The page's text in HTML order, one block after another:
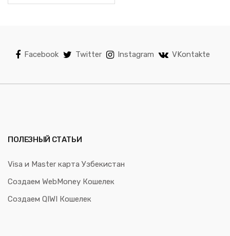
Facebook Twitter Instagram VKontakte
ПОЛЕЗНЫЙ СТАТЬИ
Visa и Master карта Узбекистан
Создаем WebMoney Кошелек
Создаем QIWI Кошелек